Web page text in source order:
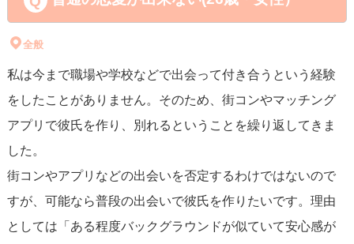
全般
私は今まで職場や学校などで出会って付き合うという経験
をしたことがありません。そのため、街コンやマッチング
アプリで彼氏を作り、別れるということを繰り返してきま
した。
街コンやアプリなどの出会いを否定するわけではないので
すが、可能なら普段の出会いで彼氏を作りたいです。理由
としては「ある程度バックグラウンドが似ていて安心感が